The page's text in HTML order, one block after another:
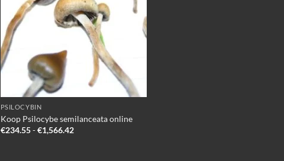
PSILOCYBIN
Koop Psilocybe semilanceata online
€234.55-€1,566.42Prijsklasse: